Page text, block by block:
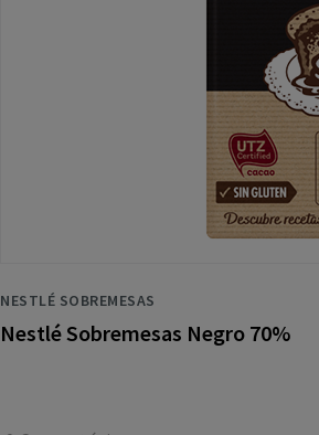
NESTLÉ SOBREMESAS
Nestlé Sobremesas Negro 70%